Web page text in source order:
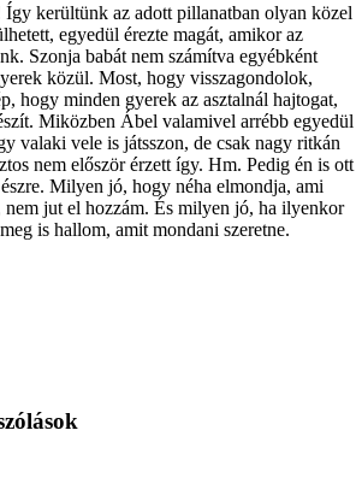
kerültünk az adott pillanatban olyan közel
egyedül érezte magát, amikor az
Szonja babát nem számítva egyébként
közül. Most, hogy visszagondolok,
hogy minden gyerek az asztalnál hajtogat,
Miközben Ábel valamivel arrébb egyedül
valaki vele is játsszon, de csak nagy ritkán
nem először érzett így. Hm. Pedig én is ott
Milyen jó, hogy néha elmondja, ami
jut el hozzám. És milyen jó, ha ilyenkor
is hallom, amit mondani szeretne.